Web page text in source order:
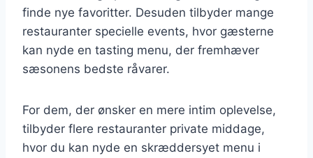
finde nye favoritter. Desuden tilbyder mange
restauranter specielle events, hvor gæsterne
kan nyde en tasting menu, der fremhæver
sæsonens bedste råvarer.
For dem, der ønsker en mere intim oplevelse,
tilbyder flere restauranter private middage,
hvor du kan nyde en skræddersyet menu i